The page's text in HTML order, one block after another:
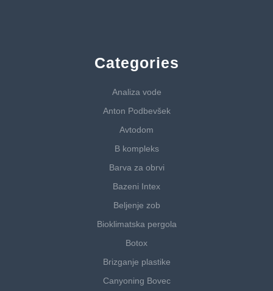
Categories
Analiza vode
Anton Podbevšek
Avtodom
B kompleks
Barva za obrvi
Bazeni Intex
Beljenje zob
Bioklimatska pergola
Botox
Brizganje plastike
Canyoning Bovec